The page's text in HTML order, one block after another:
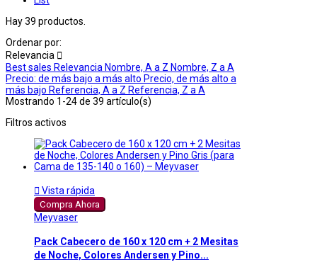
Hay 39 productos.
Ordenar por:
Relevancia 
Best sales Relevancia Nombre, A a Z Nombre, Z a A
Precio: de más bajo a más alto Precio, de más alto a
más bajo Referencia, A a Z Referencia, Z a A
Mostrando 1-24 de 39 artículo(s)
Filtros activos
 Vista rápida
Compra Ahora
Meyvaser
Pack Cabecero de 160 x 120 cm + 2 Mesitas
de Noche, Colores Andersen y Pino...